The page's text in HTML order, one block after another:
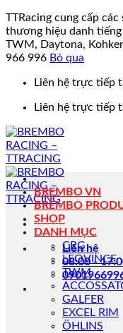
TTRacing cung cấp
thương hiệu danh
TWM, Daytona,
966 996 Bỏ qua
Liên hệ trực tiếp
Liên hệ trực tiếp
Liên hệ
08:00 -
BREMBO VN
BREMBO
SHOP
DANH MỤC
CRG
LEOVINCE
TWM
GALFER
EXCEL RIM
ÖHLINS